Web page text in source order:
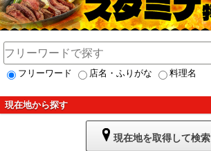
フリーワード 店名・ふりがな 料理名
現在地から探す
現在地を取得して検索